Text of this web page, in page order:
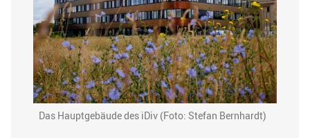
Das Hauptgebäude des iDiv (Foto: Stefan Bernhardt)